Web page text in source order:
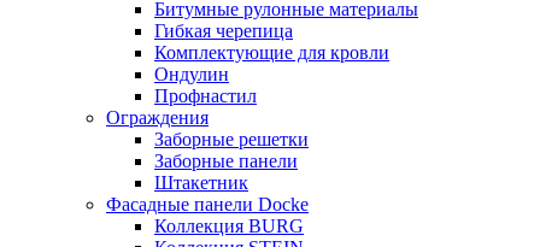
Битумные рулонные материалы
Гибкая черепица
Комплектующие для кровли
Ондулин
Профнастил
Ограждения
Заборные решетки
Заборные панели
Штакетник
Фасадные панели Docke
Коллекция BURG